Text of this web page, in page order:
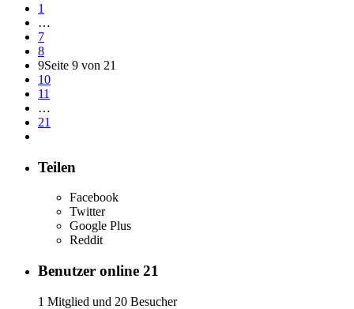
1
…
7
8
9Seite 9 von 21
10
11
…
21
Teilen
Facebook
Twitter
Google Plus
Reddit
Benutzer online 21
1 Mitglied und 20 Besucher